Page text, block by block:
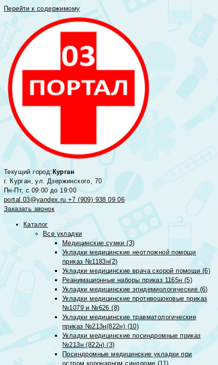
Перейти к содержимому
Текущий город: Курган
г. Курган, ул. Дзержинского, 70
Пн-Пт, с 09:00 до 19:00
portal.03@yandex.ru +7 (909) 938 09 06
Заказать звонок
Каталог
Все укладки
Медицинские сумки (3)
Укладки медицинские неотложной помощи
приказ №1183н(2)
Укладки медицинские врача скорой помощи (6)
Реанимационные наборы приказ 1165н (5)
Укладки медицинские эпидемиологические (6)
Укладки медицинские противошоковые приказ
№1079 и №626 (8)
Укладки медицинские травматологические
приказ №213н(822н) (10)
Укладки медицинские посиндромные приказ
№213н (822н) (3)
Посиндромные медицинские укладки при
остром коронарном синдроме (11)